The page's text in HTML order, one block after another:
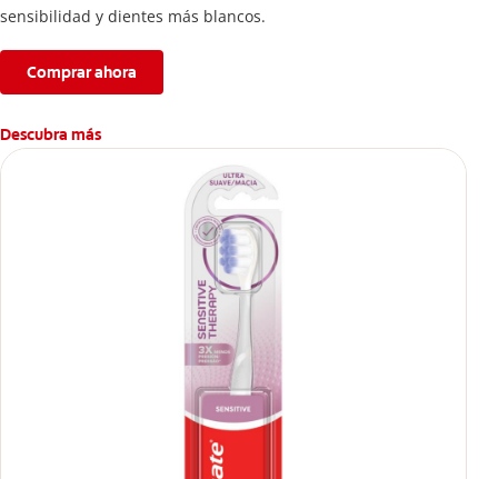
sensibilidad y dientes más blancos.
Comprar ahora
Descubra más